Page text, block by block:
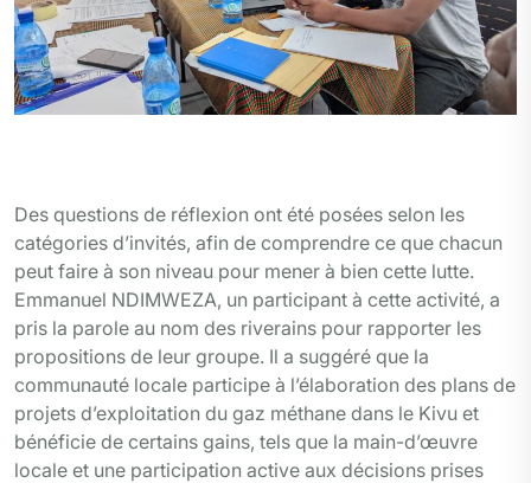
Des questions de réflexion ont été posées selon les
catégories d’invités, afin de comprendre ce que chacun
peut faire à son niveau pour mener à bien cette lutte.
Emmanuel NDIMWEZA, un participant à cette activité, a
pris la parole au nom des riverains pour rapporter les
propositions de leur groupe. Il a suggéré que la
communauté locale participe à l’élaboration des plans de
projets d’exploitation du gaz méthane dans le Kivu et
bénéficie de certains gains, tels que la main-d’œuvre
locale et une participation active aux décisions prises